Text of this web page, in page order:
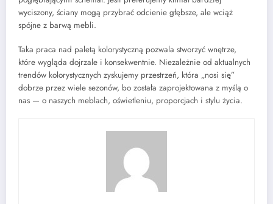
wyciszony, ściany mogą przybrać odcienie głębsze, ale wciąż
spójne z barwą mebli.
Taka praca nad paletą kolorystyczną pozwala stworzyć wnętrze,
które wygląda dojrzale i konsekwentnie. Niezależnie od aktualnych
trendów kolorystycznych zyskujemy przestrzeń, która „nosi się”
dobrze przez wiele sezonów, bo została zaprojektowana z myślą o
nas — o naszych meblach, oświetleniu, proporcjach i stylu życia.